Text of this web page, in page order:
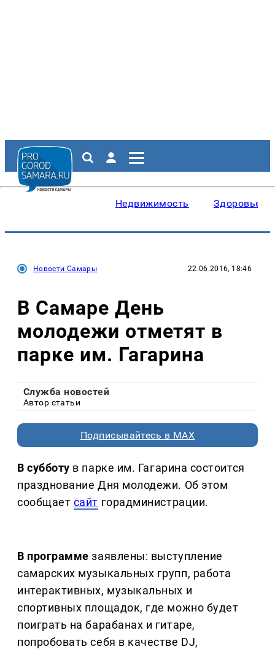
Недвижимость Здоровье
Новости Самары 22.06.2016, 18:46
В Самаре День
молодежи отметят в
парке им. Гагарина
Служба новостей
Автор статьи
Подписывайтесь в MAX
В субботу в парке им. Гагарина состоится
празднование Дня молодежи. Об этом
сообщает сайт горадминистрации.
В программезаявлены: выступление
самарских музыкальных групп, работа
интерактивных, музыкальных и
спортивных площадок, где можно будет
поиграть на барабанах и гитаре,
попробовать себя в качестве DJ,